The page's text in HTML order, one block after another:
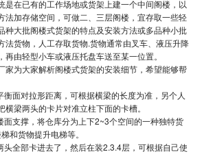
是在已有的工作场地或货架上建一个中间阁楼，以
法加存储空间，可做二、三层阁楼，宜存取一些轻
种大批阁楼式货架的特点及安装方法或多品种小批
法货物，人工存取货物.货物通常由叉车、液压升降
由轻型小车或液压托盘车送至某一位置。
家为大家解析阁楼式货架的安装细节，希望能够帮
面对拉形距离，可根据横梁的长度为准，另个人
梁两头的卡片对准立柱下面的卡槽。
面支撑，将仓库分为上下2~3个空间的一种独特货
和货物提升电梯等。
全部卡进去了，然后在装2.3.4层，可根据自己使